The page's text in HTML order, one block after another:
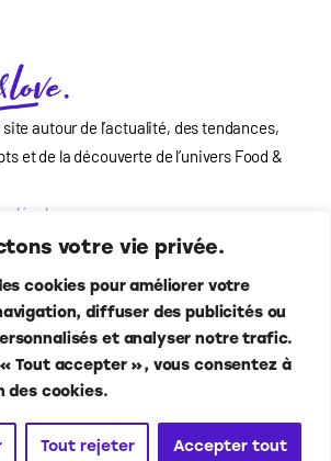
votre vie privée.
cookies pour améliorer votre
diffuser des publicités ou
et analyser notre trafic.
Tout accepter », vous consentez à
des cookies.
Tout rejeter Accepter tout
autour de l’actualité, des tendances,
et de la découverte de l’univers Food&
légales
nous